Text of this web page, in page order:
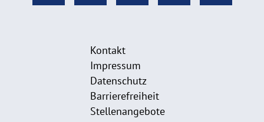
Kontakt
Impressum
Datenschutz
Barrierefreiheit
Stellenangebote